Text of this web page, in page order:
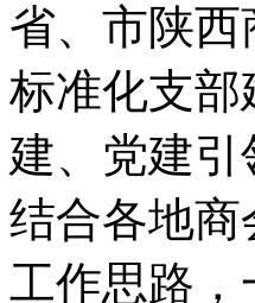
省、市陕
标准化支
建、党建
结合各地
工作思路